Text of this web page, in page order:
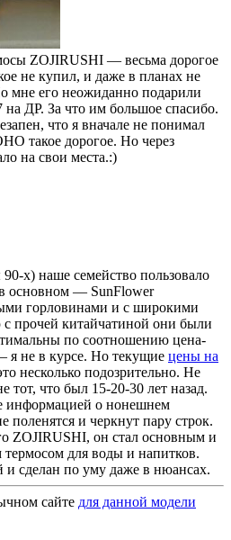
ZOJIRUSHI — весьма дорогое
не купил, и даже в планах не
мне его неожиданно подарили
на ДР. За что им большое спасибо.
что я вначале не понимал
такое дорогое. Но через
на свои места.:)
х) наше семейство пользовало
основном — SunFlower
горловинами и с широкими
прочей китайчатиной они были
по соотношению цена-
я не в курсе. Но текущие цены на
несколько подозрительно. Не
тот, что был 15-20-30 лет назад.
информацией о нонешнем
поленятся и черкнут пару строк.
ZOJIRUSHI, он стал основным и
для воды и напитков.
сделан по уму даже в нюансах.
сайте для данной модели